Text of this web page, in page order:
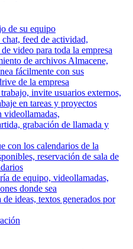
de su equipo
feed de actividad,
video para toda la empresa
de archivos Almacene,
fácilmente con sus
de la empresa
invite usuarios externos,
en tareas y proyectos
videollamadas,
grabación de llamada y
con los calendarios de la
reservación de sala de
de equipo, videollamadas,
donde sea
ideas, textos generados por